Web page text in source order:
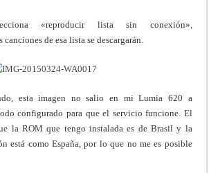
«reproducir lista sin conexión»,
de esa lista se descargarán.
esta imagen no salio en mi Lumia 620 a
configurado para que el servicio funcione. El
la ROM que tengo instalada es de Brasil y la
está como España, por lo que no me es posible